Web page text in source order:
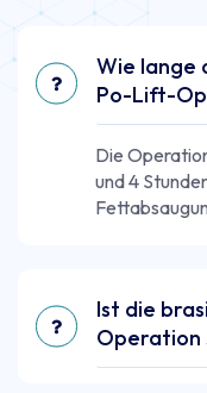
Wie lange
Po-Lift-
Die
und 4
Ist die
Operation